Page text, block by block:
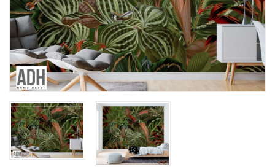
Thế giới Decor Giới thiệu